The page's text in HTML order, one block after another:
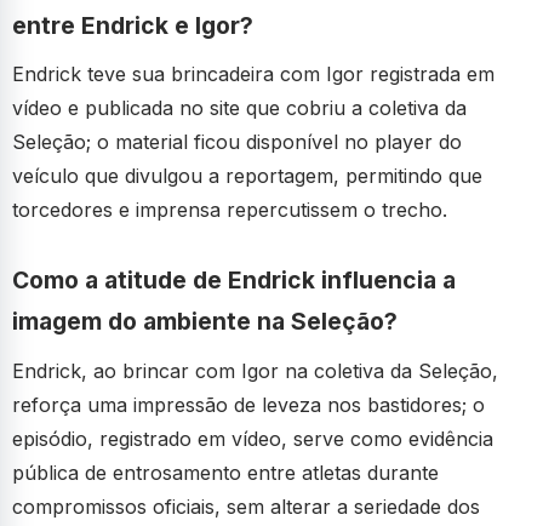
entre Endrick e Igor?
Endrick teve sua brincadeira com Igor registrada em
vídeo e publicada no site que cobriu a coletiva da
Seleção; o material ficou disponível no player do
veículo que divulgou a reportagem, permitindo que
torcedores e imprensa repercutissem o trecho.
Como a atitude de Endrick influencia a
imagem do ambiente na Seleção?
Endrick, ao brincar com Igor na coletiva da Seleção,
reforça uma impressão de leveza nos bastidores; o
episódio, registrado em vídeo, serve como evidência
pública de entrosamento entre atletas durante
compromissos oficiais, sem alterar a seriedade dos